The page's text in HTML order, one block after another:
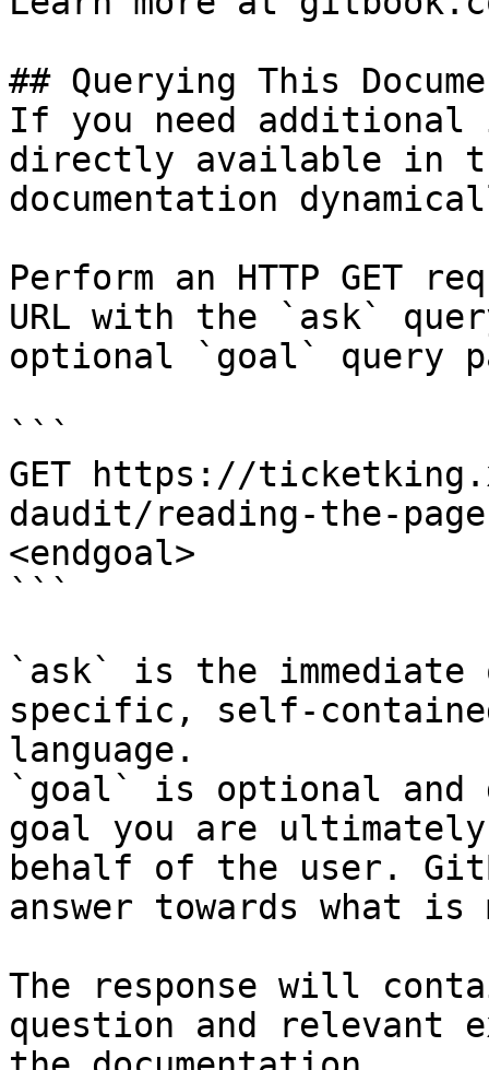
## Querying This
If you need
directly available in
documentation
Perform an HTTP GET
URL with the `ask`
optional `goal` query
```
GET https://
daudit/reading-the-
<endgoal>
```
`ask` is the
specific, self-
language.
`goal` is optional and
goal you are
behalf of the user.
answer towards what
The response will
question and relevant